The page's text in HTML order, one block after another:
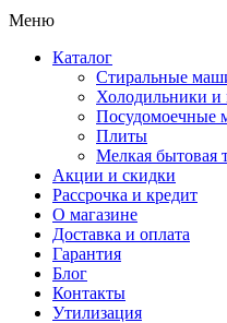
Меню
Каталог
Стиральные
Холодильники и
Посудомоечные
Плиты
Мелкая бытовая
Акции и скидки
Рассрочка и кредит
О магазине
Доставка и оплата
Гарантия
Блог
Контакты
Утилизация